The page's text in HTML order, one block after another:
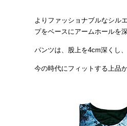
よりファッショナブルなシル
プをベースにアームホールを
パンツは、股上を4cm深くし
今の時代にフィットする上品